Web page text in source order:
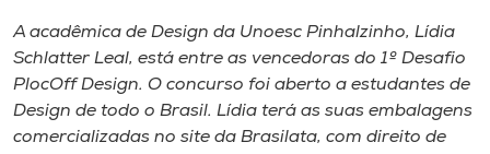
A
Internacionalização
A acadêmica de Design da Unoesc Pinhalzinho, Lídia
Schlatter Leal, está entre as vencedoras do 1º Desafio
PlocOff Design. O concurso foi aberto a estudantes de
Design de todo o Brasil. Lídia terá as suas embalagens
comercializadas no site da Brasilata, com direito de